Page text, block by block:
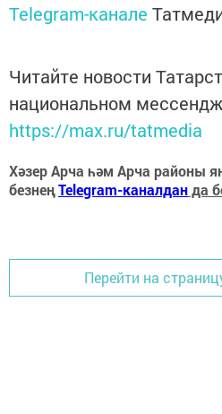
Telegram-канале
Читайте новости
национальном
https://max.ru/tatmedia
Хәзер Арча һәм Арча районы
безнеңTelegram-каналданда
Перейти на